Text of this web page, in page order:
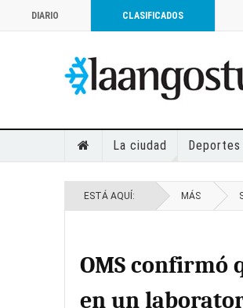
DIARIO CLASIFICADOS
La ciudad Deportes
ESTÁ AQUÍ: MÁS
OMS confirmó
en un